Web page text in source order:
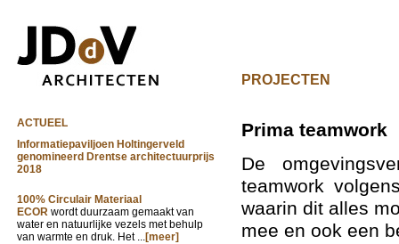
PROJECTEN
ACTUEEL
Informatiepaviljoen Holtingerveld
genomineerd Drentse architectuurprijs
2018
100% Circulair Materiaal
ECOR wordt duurzaam gemaakt van
water en natuurlijke vezels met behulp
van warmte en druk. Het ...[meer]
Prima teamwork
De
teamwork
waarin dit alles
mee en ook een